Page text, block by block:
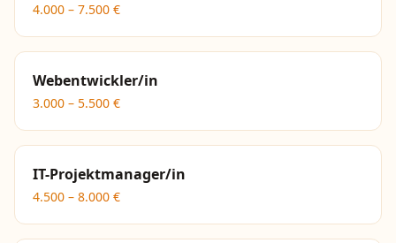
4.000 – 7.500 €
Webentwickler/in
3.000 – 5.500 €
IT-Projektmanager/in
4.500 – 8.000 €